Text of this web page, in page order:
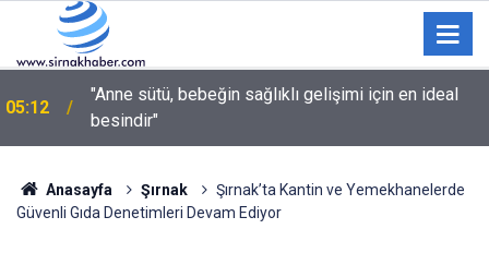
05:12
"Anne sütü, bebeğin sağlıklı gelişimi için en ideal
besindir"
Anasayfa Şırnak
Şırnak’ta Kantin ve Yemekhanelerde
Güvenli Gıda Denetimleri Devam Ediyor